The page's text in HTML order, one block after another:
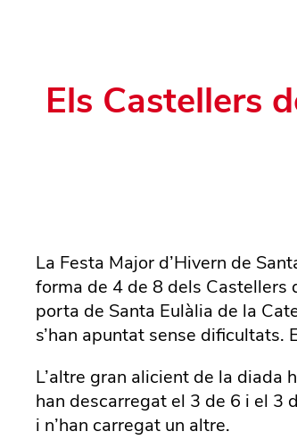
Els Castellers
La Festa Major d’Hivern de
forma de 4 de 8 dels Castellers
porta de Santa Eulàlia de la
s’han apuntat sense dificultats.
L’altre gran alicient de la diada
han descarregat el 3 de 6 i el 3
i n’han carregat un altre.